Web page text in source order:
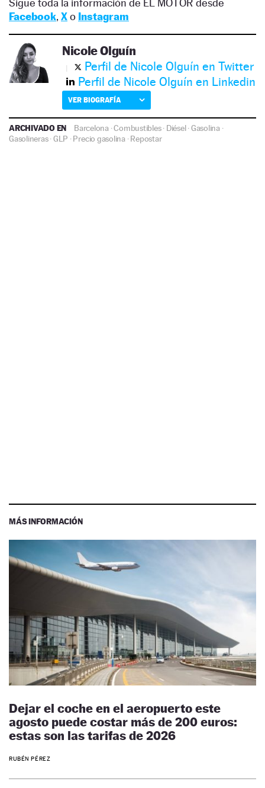
Sigue toda la información de EL MOTOR desde
Facebook, Xo Instagram
Nicole Olguín
Perfil de Nicole Olguín en Twitter
Perfil de Nicole Olguín en Linkedin
VER BIOGRAFÍA
ARCHIVADO EN Barcelona·Combustibles· Diésel·Gasolina·
Gasolineras·GLP ·Precio gasolina·Repostar
MÁS INFORMACIÓN
Dejar el coche en el aeropuerto este
agosto puede costar más de 200 euros:
estas son las tarifas de 2026
RUBÉN PÉREZ